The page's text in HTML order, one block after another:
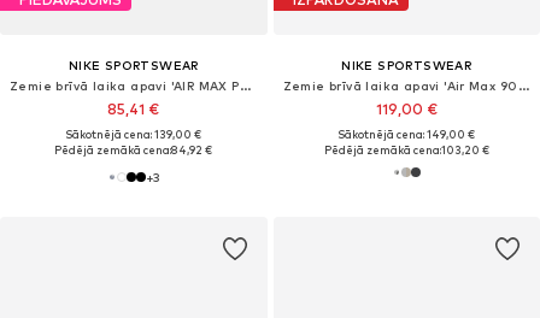
NIKE SPORTSWEAR
Zemie brīvā laika apavi 'AIR MAX PHOENIX'
85,41 €
Sākotnējā cena: 139,00 €
Pēdējā zemākā cena:84,92 €
+3
NIKE SPORTSWEAR
Zemie brīvā laika apavi 'Air Max 90 Premium'
119,00 €
Sākotnējā cena: 149,00 €
Pēdējā zemākā cena:103,20 €